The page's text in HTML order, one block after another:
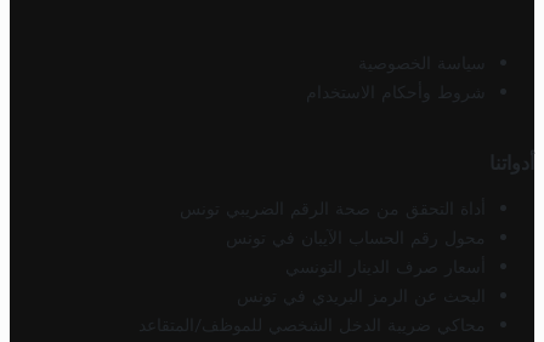
سياسة الخصوصية
شروط وأحكام الاستخدام
أدواتنا
أداة التحقق من صحة الرقم الضريبي تونس
محول رقم الحساب الآيبان في تونس
أسعار صرف الدينار التونسي
البحث عن الرمز البريدي في تونس
محاكي ضريبة الدخل الشخصي للموظف/المتقاعد